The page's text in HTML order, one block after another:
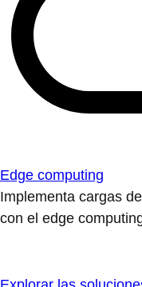
Edge computing
Implementa cargas
con el edge